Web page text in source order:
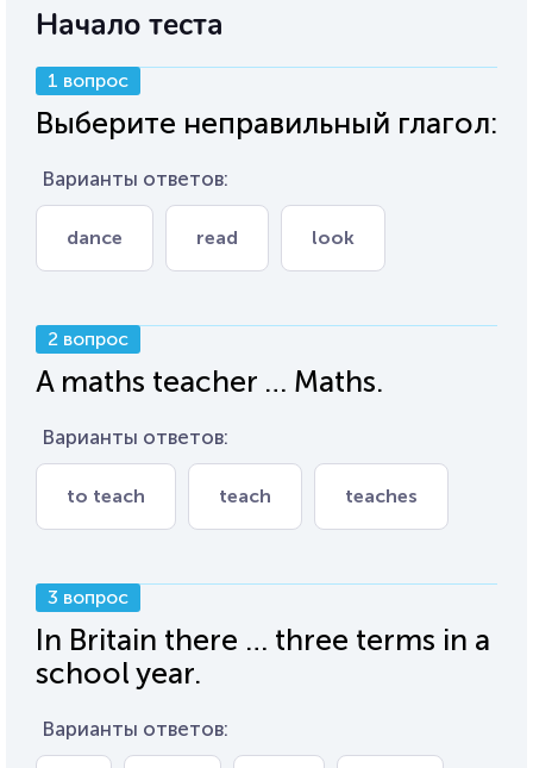
Начало теста
1 вопрос
Выберите неправильный глагол:
Варианты ответов:
dance read look
2 вопрос
A maths teacher … Maths.
Варианты ответов:
to teach teach teaches
3 вопрос
In Britain there … three terms in a
school year.
Варианты ответов: